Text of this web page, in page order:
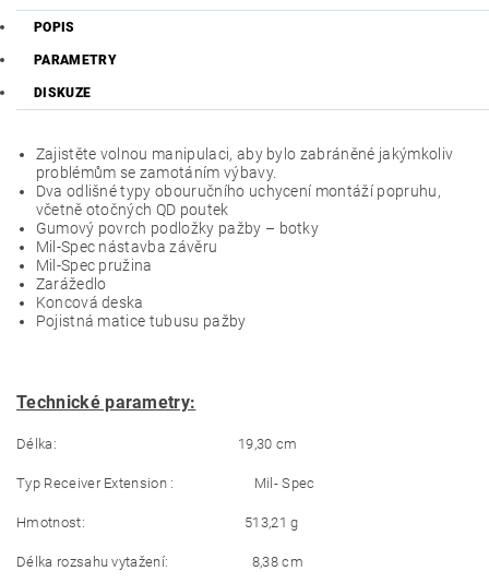
POPIS
PARAMETRY
DISKUZE
Zajistěte volnou manipulaci, aby bylo zabráněné jakýmkoliv
problémům se zamotáním výbavy.
Dva odlišné typy obouručního uchycení montáží popruhu,
včetně otočných QD poutek
Gumový povrch podložky pažby – botky
Mil-Spec nástavba závěru
Mil-Spec pružina
Zarážedlo
Koncová deska
Pojistná matice tubusu pažby
Technické parametry:
Délka: 19,30 cm
Typ Receiver Extension : Mil- Spec
Hmotnost: 513,21 g
Délka rozsahu vytažení: 8,38 cm